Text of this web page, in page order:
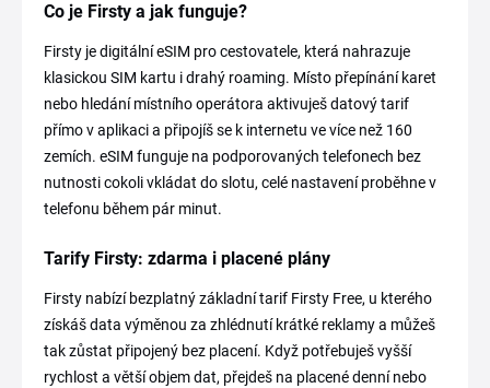
Co je Firsty a jak funguje?
Firsty je digitální eSIM pro cestovatele, která nahrazuje
klasickou SIM kartu i drahý roaming. Místo přepínání karet
nebo hledání místního operátora aktivuješ datový tarif
přímo v aplikaci a připojíš se k internetu ve více než 160
zemích. eSIM funguje na podporovaných telefonech bez
nutnosti cokoli vkládat do slotu, celé nastavení proběhne v
telefonu během pár minut.
Tarify Firsty: zdarma i placené plány
Firsty nabízí bezplatný základní tarif Firsty Free, u kterého
získáš data výměnou za zhlédnutí krátké reklamy a můžeš
tak zůstat připojený bez placení. Když potřebuješ vyšší
rychlost a větší objem dat, přejdeš na placené denní nebo